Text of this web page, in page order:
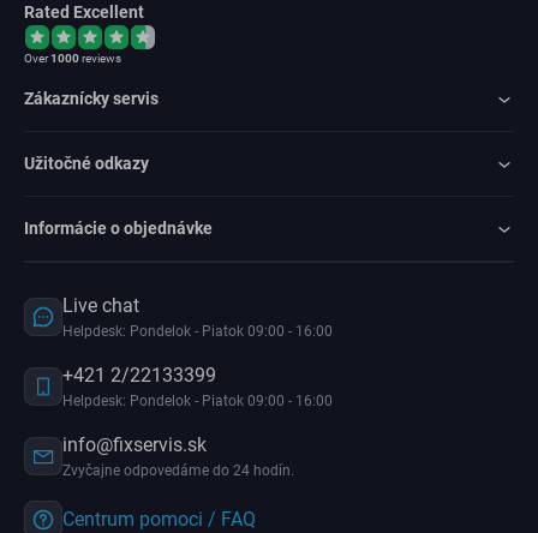
Rated Excellent
Over1000reviews
Zákaznícky servis
Užitočné odkazy
Informácie o objednávke
Live chat
Helpdesk: Pondelok - Piatok 09:00 - 16:00
+421 2/22133399
Helpdesk: Pondelok - Piatok 09:00 - 16:00
info@fixservis.sk
Zvyčajne odpovedáme do 24 hodín.
Centrum pomoci / FAQ